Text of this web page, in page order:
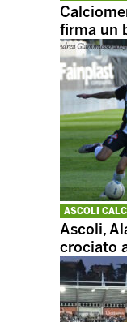
firma un
ASCOLI
Ascoli,
crociato